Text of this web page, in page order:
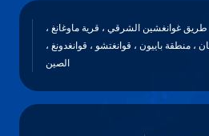
1389 ، طريق غوانغشين الشرقي ، قرية ماوغانغ ،
، منطقة باييون ، قوانغتشو ، قوانغدونغ ،
الصين